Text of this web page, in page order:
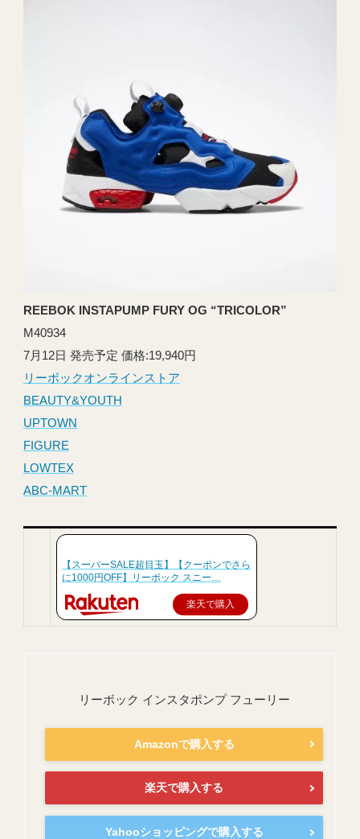
REEBOK INSTAPUMP FURY OG “TRICOLOR”
M40934
7月12日 発売予定 価格:19,940円
リーボックオンラインストア
BEAUTY&YOUTH
UPTOWN
FIGURE
LOWTEX
ABC-MART
【スーパーSALE超目玉】【クーポンでさら
に1000円OFF】リーボック スニー…
楽天で購入
リーボック インスタポンプ フューリー
Amazonで購入する
楽天で購入する
Yahooショッピングで購入する